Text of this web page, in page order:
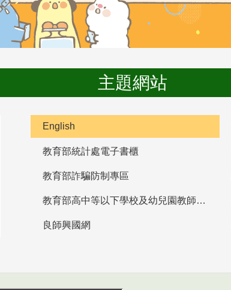
主題網站
English
教育部統計處電子書櫃
教育部詐騙防制專區
教育部高中等以下學校及幼兒園教師資格檢定考試
良師興國網